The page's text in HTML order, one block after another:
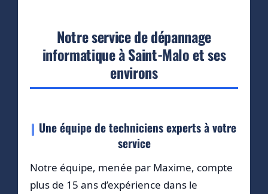
Notre service de dépannage
informatique à Saint-Malo et ses
environs
Une équipe de techniciens experts à votre
service
Notre équipe, menée par Maxime, compte
plus de 15 ans d’expérience dans le